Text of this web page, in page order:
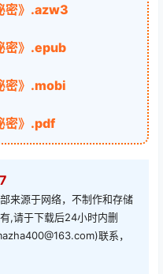
密》.azw3
密》.epub
密》.mobi
密》.pdf
来源于网络，不制作和存储
,请于下载后24小时内删
联系，